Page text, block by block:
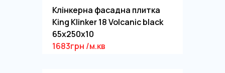
Клінкерна фасадна плитка
King Klinker 18 Volcanic black
65x250x10
1683грн /м.кв